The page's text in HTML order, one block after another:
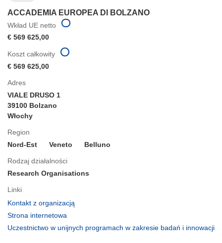
ACCADEMIA EUROPEA DI BOLZANO
Wkład UE netto
€ 569 625,00
Adres
VIALE DRUSO 1
39100 Bolzano
Włochy
Region
Nord-Est
Veneto Belluno
Rodzaj działalności
Research Organisations
Linki
Kontakt z organizacją
Strona internetowa
otworzy
Uczestnictwo w unijnych programach w zakresie badań i innowacji
Koszt całkowity
€ 569 625,00